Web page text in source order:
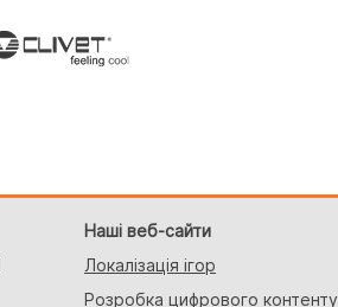
Наші веб-сайти
Локалізація ігор
Розробка цифрового контенту